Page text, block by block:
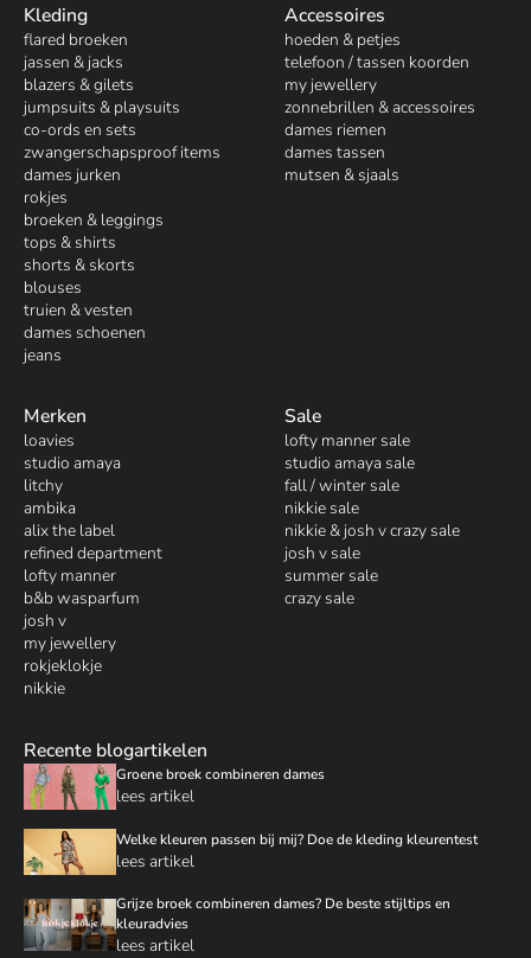
Kleding
flared broeken
jassen & jacks
blazers & gilets
jumpsuits & playsuits
co-ords en sets
zwangerschapsproof items
dames jurken
rokjes
broeken & leggings
tops & shirts
shorts & skorts
blouses
truien & vesten
dames schoenen
jeans
Accessoires
hoeden & petjes
telefoon / tassen koorden
my jewellery
zonnebrillen & accessoires
dames riemen
dames tassen
mutsen & sjaals
Merken
loavies
studio amaya
litchy
ambika
alix the label
refined department
lofty manner
b&b wasparfum
josh v
my jewellery
rokjeklokje
nikkie
Sale
lofty manner sale
studio amaya sale
fall / winter sale
nikkie sale
nikkie & josh v crazy sale
josh v sale
summer sale
crazy sale
Recente blogartikelen
Groene broek combineren dames
lees artikel
Welke kleuren passen bij mij? Doe de kleding kleurentest
lees artikel
Grijze broek combineren dames? De beste stijltips en
kleuradvies
lees artikel